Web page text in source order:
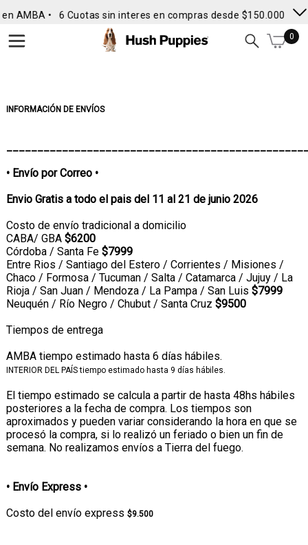
AMBA • 6 Cuotas sin interes en compras desde $150.000 •
0
INFORMACIÓN DE ENVÍOS
• Envío por Correo •
Envio Gratis a todo el pais del 11 al 21 de junio 2026
Costo de envío tradicional a domicilio
CABA/ GBA $6200
Córdoba / Santa Fe $7999
Entre Rios / Santiago del Estero / Corrientes / Misiones /
Chaco / Formosa / Tucuman / Salta / Catamarca / Jujuy / La
Rioja / San Juan / Mendoza / La Pampa / San Luis $7999
Neuquén / Río Negro / Chubut / Santa Cruz $9500
Tiempos de entrega
AMBA tiempo estimado hasta 6 días hábiles.
INTERIOR DEL PAÍS tiempo estimado hasta 9 días hábiles.
El tiempo estimado se calcula a partir de hasta 48hs hábiles
posteriores a la fecha de compra. Los tiempos son
aproximados y pueden variar considerando la hora en que se
procesó la compra, si lo realizó un feriado o bien un fin de
semana. No realizamos envíos a Tierra del fuego.
• Envío Express •
Costo del envío express $9.500